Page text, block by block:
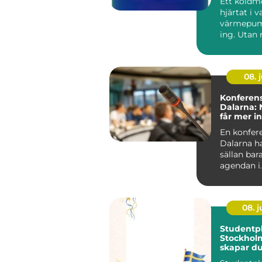
hjärtat i
ing. Utan
butik...
08.
Dalarna:
får mer
En
Dalarna
sällan
agendan i
Många
08.
skapar